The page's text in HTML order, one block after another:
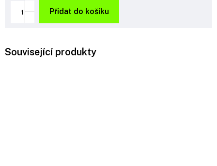
cena:
Přidat do košíku
Související produkty